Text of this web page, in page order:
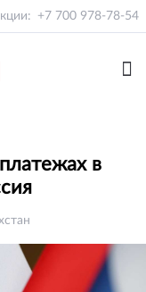
+7 700 978-78-54
в